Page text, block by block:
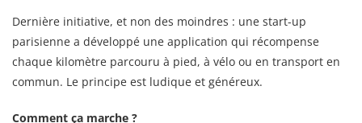
Dernière initiative, et non des moindres : une start-up
parisienne a développé une application qui récompense
chaque kilomètre parcouru à pied, à vélo ou en transport en
commun. Le principe est ludique et généreux.
Comment ça marche ?